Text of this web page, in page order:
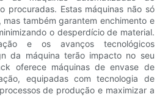
procuradas. Estas máquinas não só
mas também garantem enchimento e
o desperdício de material.
e os avanços tecnológicos
da máquina terão impacto no seu
oferece máquinas de envase de
equipadas com tecnologia de
de produção e maximizar a